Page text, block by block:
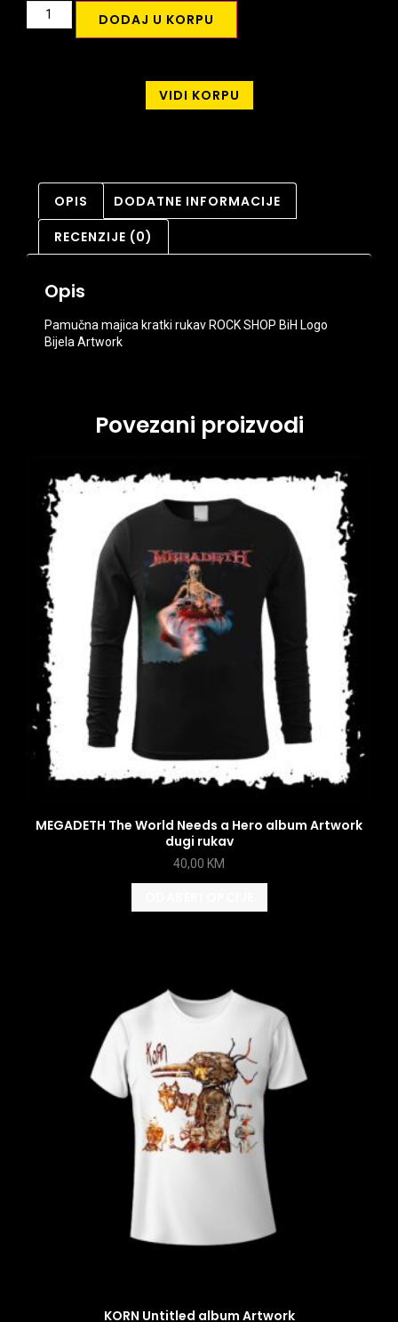
DODAJ U KORPU
VIDI KORPU
OPIS DODATNE INFORMACIJE
RECENZIJE (0)
Opis
Pamučna majica kratki rukav ROCK SHOP BiH Logo
Bijela Artwork
Povezani proizvodi
MEGADETH The World Needs a Hero album Artwork
dugi rukav
40,00 KM
KORN Untitled album Artwork